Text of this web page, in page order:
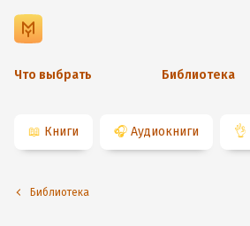
Что выбрать Библиотека
📖 Книги 🎧 Аудиокниги 👌
Библиотека